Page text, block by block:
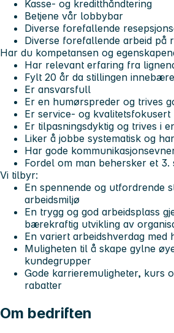
Kasse- og kreditthåndtering
Betjene vår lobbybar
Diverse forefallende
Diverse forefallende arbeid på
Har du kompetansen og
Har relevant erfaring fra
Fylt 20 år da stillingen
Er ansvarsfull
Er en humørspreder og trives
Er service- og kvalitetsfokusert
Er tilpasningsdyktig og trives i
Liker å jobbe systematisk og
Har gode
Fordel om man behersker et 3.
Vi tilbyr:
En spennende og utfordrende
arbeidsmiljø
En trygg og god arbeidsplass
bærekraftig utvikling av
En variert arbeidshverdag
Muligheten til å skape gylne
kundegrupper
Gode karrieremuligheter, kurs
rabatter
Om bedriften